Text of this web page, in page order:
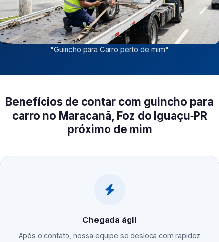
"Guincho para Carro perto de mim"
Benefícios de contar com guincho para
carro no Maracanã, Foz do Iguaçu‑PR
próximo de mim
Chegada ágil
Após o contato, nossa equipe se desloca com rapidez